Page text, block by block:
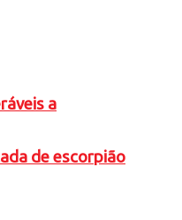
a
de escorpião